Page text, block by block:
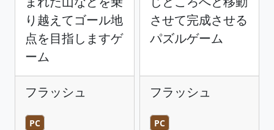
り越えてゴール地
点を目指しますゲ
ーム
フラッシュ
PC
させて完成させる
パズルゲーム
フラッシュ
PC